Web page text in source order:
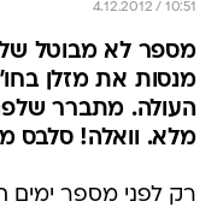
4.12.2012 / 10:51
מספר לא מבוטל של
מנסות את מזלן
העולה. מתברר
מלא. וואלה! סלבס
רק לפני מספר